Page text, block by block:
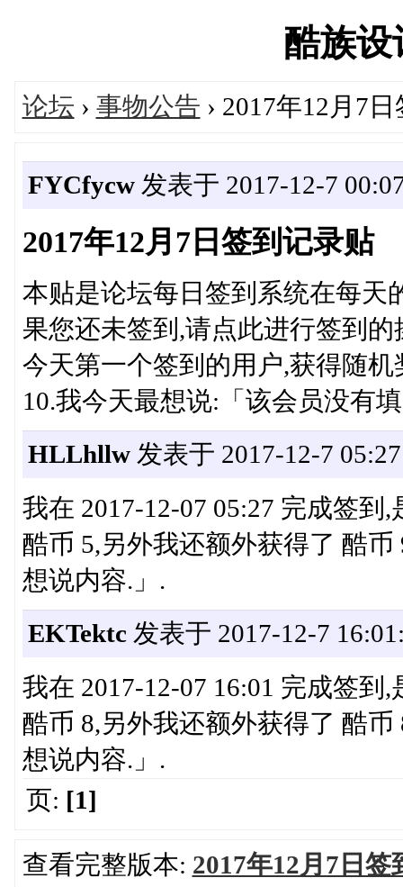
酷族
论坛 › 事物公告 › 2017年12月7
FYCfycw发表于 2017-12-7
2017年12月7日签到记录贴
本贴是论坛每日签到系统在每天
果您还未签到,请点此进行签到的
今天第一个签到的用户,获得随
10.我今天最想说:「该会员没有
HLLhllw发表于 2017-12-7
我在 2017-12-07 05:27 完成签
酷币 5,另外我还额外获得了 酷
想说内容.」.
EKTektc发表于 2017-12-7
我在 2017-12-07 16:01 完成签
酷币 8,另外我还额外获得了 酷
想说内容.」.
页: [1]
查看完整版本: 2017年12月7日签